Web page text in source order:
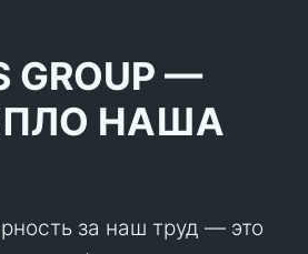
GROUP —
НАША
за наш труд — это